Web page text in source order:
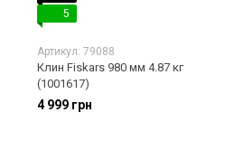
5
Артикул: 79088
Клин Fiskars 980 мм 4.87 кг
(1001617)
4 999 грн